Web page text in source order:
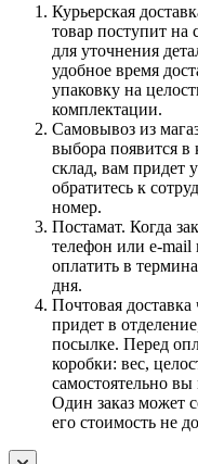
Курьерская
товар поступит на
для уточнения
удобное время
упаковку на
комплектации.
Самовывоз из
выбора появится в
склад, вам придет
обратитесь к
номер.
Постамат. Когда
телефон или e-
оплатить в
дня.
Почтовая доставка
придет в
посылке. Перед
коробки: вес,
самостоятельно вы
Один заказ может
его стоимость не